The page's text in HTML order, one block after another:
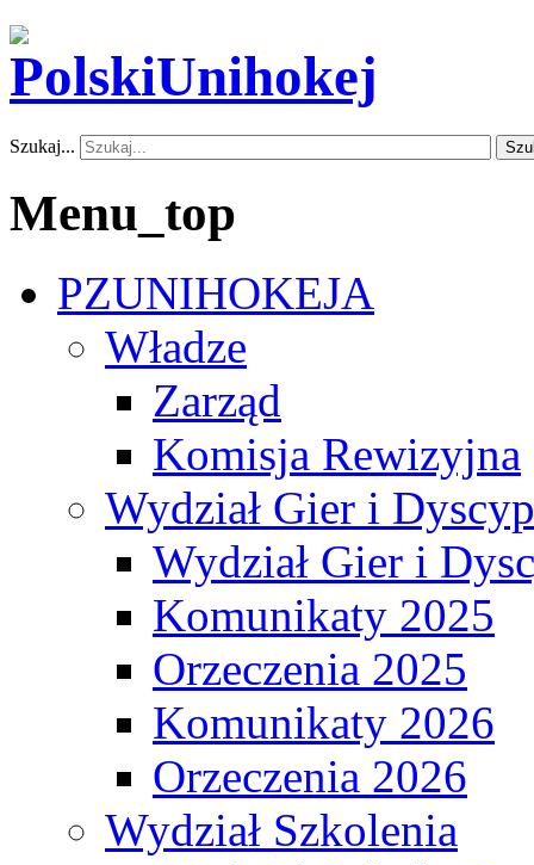
Szukaj...
Menu_top
PZUNIHOKEJA
Władze
Zarząd
Komisja Rewizyjna
Wydział Gier i
Wydział Gier i
Komunikaty 2025
Orzeczenia 2025
Komunikaty 2026
Orzeczenia 2026
Wydział Szkolenia